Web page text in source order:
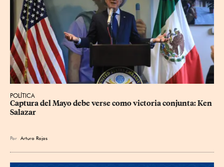
POLÍTICA
Captura del Mayo debe verse como victoria conjunta: Ken
Salazar
Por Arturo Rojas